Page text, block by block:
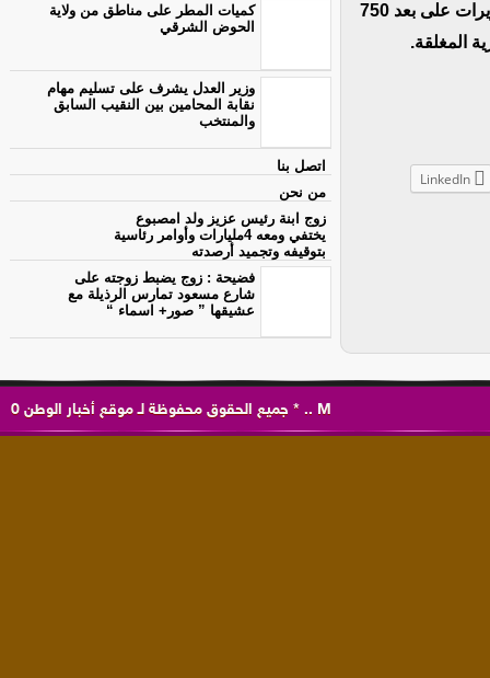
بأنفسهم الى آبار الموت بحثا عن لقمة العيش في اكليب اندور الموت شمال ازويرات على بعد 750
المغلقة.
LinkedIn
كميات المطر على مناطق من ولاية
الحوض الشرقي
وزير العدل يشرف على تسليم مهام
نقابة المحامين بين النقيب السابق
والمنتخب
اتصل بنا
من نحن
زوج ابنة رئيس عزيز ولد امصبوع
يختفي ومعه 4مليارات وأوامر رئاسية
بتوقيفه وتجميد أرصدته
فضيحة : زوج يضبط زوجته على
شارع مسعود تمارس الرذيلة مع
عشيقها ” صور+ اسماء “
M
..
* جميع الحقوق محفوظة لـموقع أخبار الوطن 0